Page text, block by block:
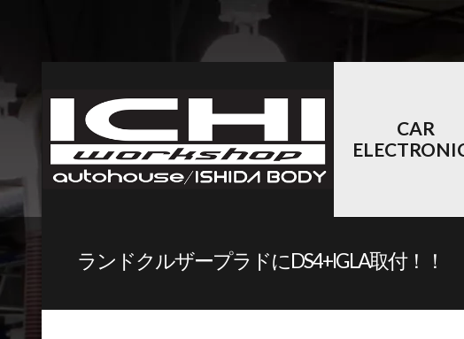
CAR
ランドクルザープラドにDS4+IGLA取付！！